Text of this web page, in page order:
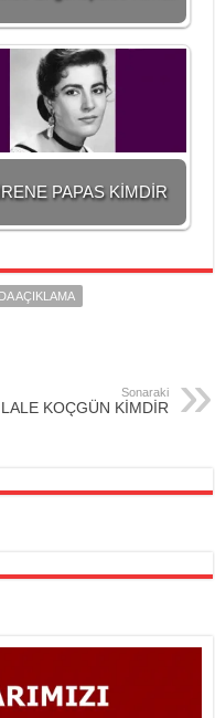
PAPAS KİMDİR
AÇIKLAMA
Sonaraki
LALE KOÇGÜN KİMDİR